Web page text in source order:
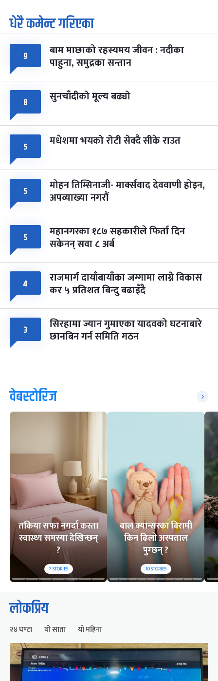
७ पूर्णिमा व्रत
चैत्र ७, २०८३-Mar 21, 2027
८
सोम
फागुपूर्णिमा
चैत्र ८, २०८३-Mar 22, 2027
७ महिना बाँकी
धेरै कमेन्ट गरिएका
९ बाम माछाको रहस्यमय जीवन : नदीका
पाहुना, समुद्रका सन्तान
८ सुनचाँदीको मूल्य बढ्यो
५ मधेशमा भयको रोटी सेक्दै सीके राउत
५ मोहन तिम्सिनाजी- मार्क्सवाद देववाणी होइन,
अपव्याख्या नगरौं
५ महानगरका १८७ सहकारीले फिर्ता दिन
सकेनन् सवा ८ अर्ब
४ राजमार्ग दायाँबायाँका जग्गामा लाग्ने विकास
कर ५ प्रतिशत बिन्दु बढाइँदै
३ सिरहामा ज्यान गुमाएका यादवको घटनाबारे
छानबिन गर्न समिति गठन
वेबस्टोरिज
तकिया सफा नगर्दा कस्ता
स्वास्थ्य समस्या देखिन्छन्
?
7STORIES
बाल क्यान्सरका बिरामी
किन ढिलो अस्पताल
पुग्छन् ?
10STORIES
लोकप्रिय
२४ घण्टा यो साता यो महिना